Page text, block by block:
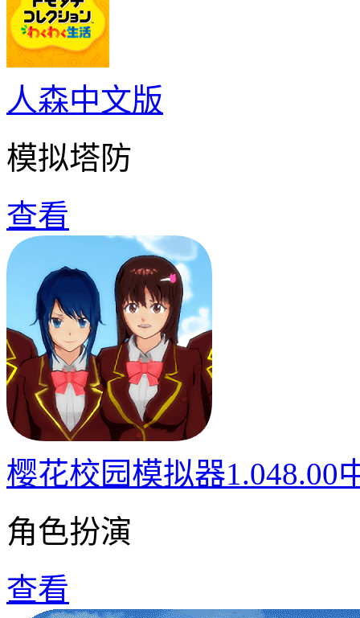
人森中文版
模拟塔防
查看
樱花校园模拟器1.048.00
角色扮演
查看